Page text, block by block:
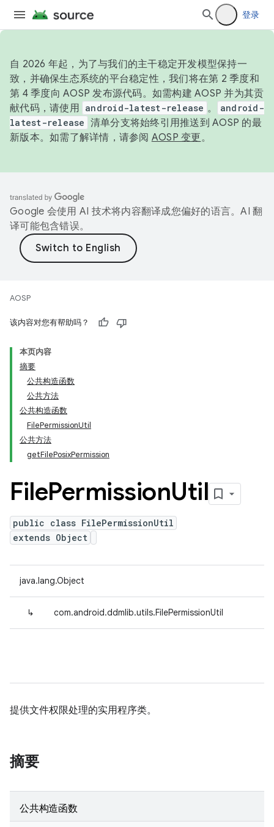
登录
自 2026 年起，为了与我们的主干稳定开发模型保持一
致，并确保生态系统的平台稳定性，我们将在第 2 季度和
第 4 季度向 AOSP 发布源代码。如需构建 AOSP 并为其贡
献代码，请使用 android-latest-release 。
android-
latest-release 清单分支将始终引用推送到 AOSP 的最
新版本。如需了解详情，请参阅 AOSP 变更。
Google 会使用 AI 技术将内容翻译成您偏好的语言。AI 翻
译可能包含错误。
AOSP
该内容对您有帮助吗？
本页内容
摘要
公共构造函数
公共方法
公共构造函数
FilePermissionUtil
公共方法
getFilePosixPermission
FilePermissionUtil
public class FilePermissionUtil
extends Object
java.lang.Object
↳ com.android.ddmlib.utils.FilePermissionUtil
提供文件权限处理的实用程序类。
摘要
公共构造函数